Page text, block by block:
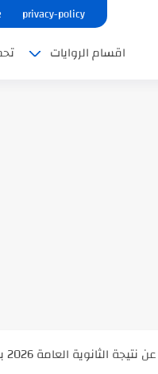
privacy-policy
اقسام الروايات
العالم فيه بيحاول يدور